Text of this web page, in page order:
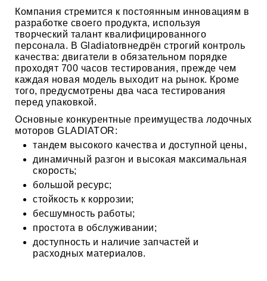
Компания стремится к постоянным инновациям в
раз­работке своего продукта, используя
творческий талант ква­лифицированного
персонала. В Gladiatorвнедрён строгий кон­троль
качества: двигатели в обязательном порядке
проходят 700 часов тестирования, прежде чем
каждая новая модель вы­ходит на рынок. Кроме
того, предусмотрены два часа тести­рования
перед упаковкой.
Основные конкурентные преимущества лодочных
моторов GLADIATOR:
тандем высокого качества и доступной цены,
динамичный разгон и высокая максимальная
скорость;
большой ресурс;
стойкость к коррозии;
бесшумность работы;
простота в обслуживании;
доступность и наличие запчастей и
расходных материалов.